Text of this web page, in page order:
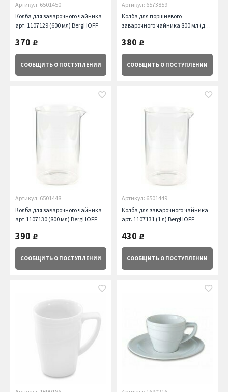
Артикул: 6501450
Колба для заварочного чайника
арт. 1107129 (600 мл) BergHOFF
370 руб.
СООБЩИТЬ О ПОСТУПЛЕНИИ
Артикул: 6573859
Колба для поршневого
заварочного чайника 800 мл (для
380 руб.
СООБЩИТЬ О ПОСТУПЛЕНИИ
Артикул: 6501448
Колба для заварочного чайника
арт.1107130 (800 мл) BergHOFF
390 руб.
СООБЩИТЬ О ПОСТУПЛЕНИИ
Артикул: 6501449
Колба для заварочного чайника
арт. 1107131 (1 л) BergHOFF
430 руб.
СООБЩИТЬ О ПОСТУПЛЕНИИ